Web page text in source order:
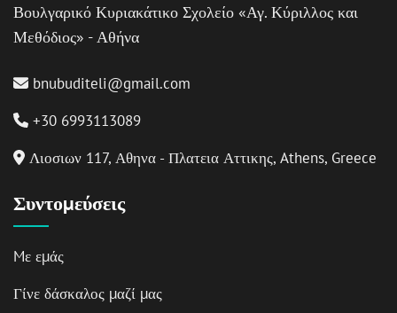
Βουλγαρικό Κυριακάτικο Σχολείο «Αγ. Κύριλλος και
Μεθόδιος» - Αθήνα
bnubuditeli@gmail.com
+30 6993113089
Λιοσιων 117, Αθηνα - Πλατεια Αττικης, Athens, Greece
Συντομεύσεις
Mε εμάς
Γίνε δάσκαλος μαζί μας